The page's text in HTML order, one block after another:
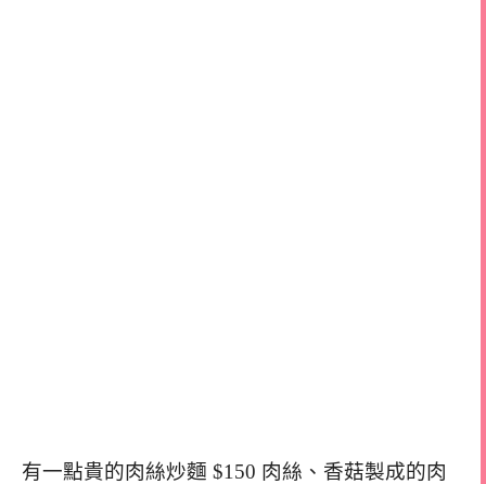
有一點貴的肉絲炒麵 $150 肉絲、香菇製成的肉